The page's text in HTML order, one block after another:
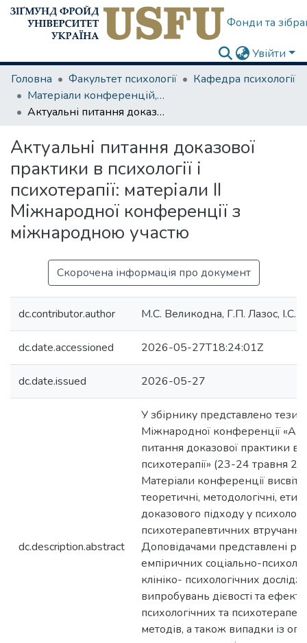
Фонди та
Увійти
Головна
Факультет психології
Кафедра психології
Матеріали конференцій, семінарів
Актуальні питання доказової практики в психології і психотерапії: матеріали ІІ Міжнародної конференції з міжнародною участю
Актуальні питання доказової
практики в психології і
психотерапії: матеріали ІІ
Міжнародної конференції з
міжнародною участю
Скорочена інформація про документ
dc.contributor.author М.С. Великодна, Г.П. Лазос, І.С.
dc.date.accessioned 2026-05-27T18:24:01Z
dc.date.issued 2026-05-27
dc.description.abstract
У збірнику представлено тези
Міжнародної конференції
питання доказової практики в
психотерапії» (23-24 травня
Матеріали конференції
теоретичні, методологічні,
доказового підходу у
психотерапевтичних
Доповідачами представлені
емпіричних соціально-
клініко- психологічних
випробувань дієвості та
психологічних та
методів, а також випадки із